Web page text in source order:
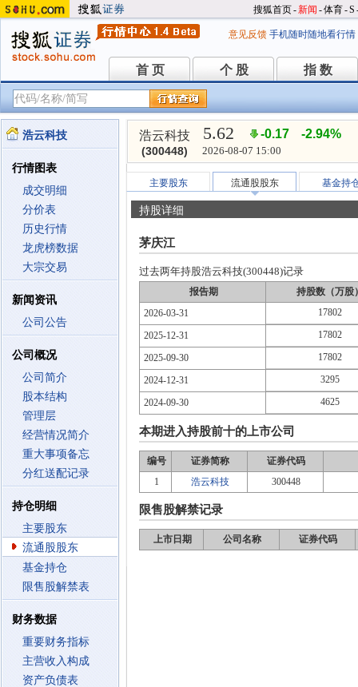
搜狐首页-新闻 -体育-S
意见反馈 手机随时随地看行情
首 页
首 页 个 股
个 股 指 数
指 数
浩云科技
行情图表
成交明细
分价表
历史行情
龙虎榜数据
大宗交易
新闻资讯
公司公告
公司概况
公司简介
股本结构
管理层
经营情况简介
重大事项备忘
分红送配记录
持仓明细
主要股东
流通股股东
基金持仓
限售股解禁表
财务数据
重要财务指标
主营收入构成
资产负债表
浩云科技
(300448)
5.62 -0.17 -2.94%
2026-08-07 15:00
主要股东 流通股股东 基金持
持股详细
茅庆江
过去两年持股浩云科技(300448)记录
报告期
持股数（万股
2026-03-31
17802
2025-12-31 17802
2025-09-30 17802
2024-12-31 3295
2024-09-30 4625
本期进入持股前十的上市公司
编号 证券简称
证券代码
1
浩云科技 300448
限售股解禁记录
上市日期 公司名称 证券代码